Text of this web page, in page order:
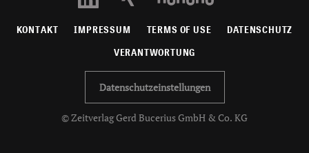
KONTAKT IMPRESSUM TERMS OF USE DATENSCHUTZ
VERANTWORTUNG
Datenschutzeinstellungen
© Zeitverlag Gerd Bucerius GmbH & Co. KG